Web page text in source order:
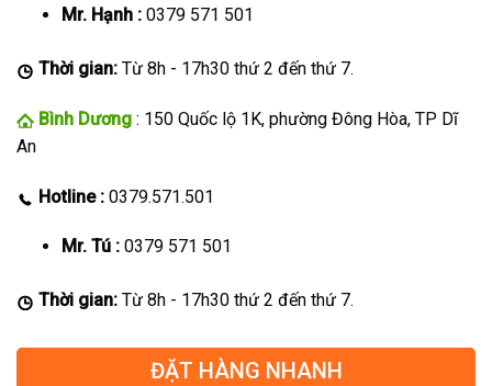
Mr. Hạnh :0379 571 501
Thời gian: Từ 8h - 17h30 thứ 2 đến thứ 7.
Bình Dương : 150 Quốc lộ 1K, phường Đông Hòa, TP Dĩ
An
Hotline : 0379.571.501
Mr. Tú :0379 571 501
Thời gian: Từ 8h - 17h30 thứ 2 đến thứ 7.
ĐẶT HÀNG NHANH